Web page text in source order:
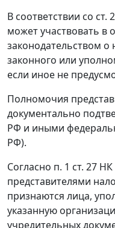
В соответствии со ст.
может участвовать в
законодательством о
законного или
если иное не
Полномочия
документально
РФ и иными
РФ).
Согласно п. 1 ст. 27 НК
представителями
признаются лица,
указанную
учредительных